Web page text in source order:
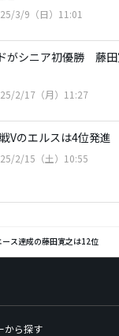
3/9（日）11:01
がシニア初優勝 藤
2/17（月）11:27
Vのエルスは4位発進
2/15（土）10:55
ス達成の藤田寛之は12位
から探す